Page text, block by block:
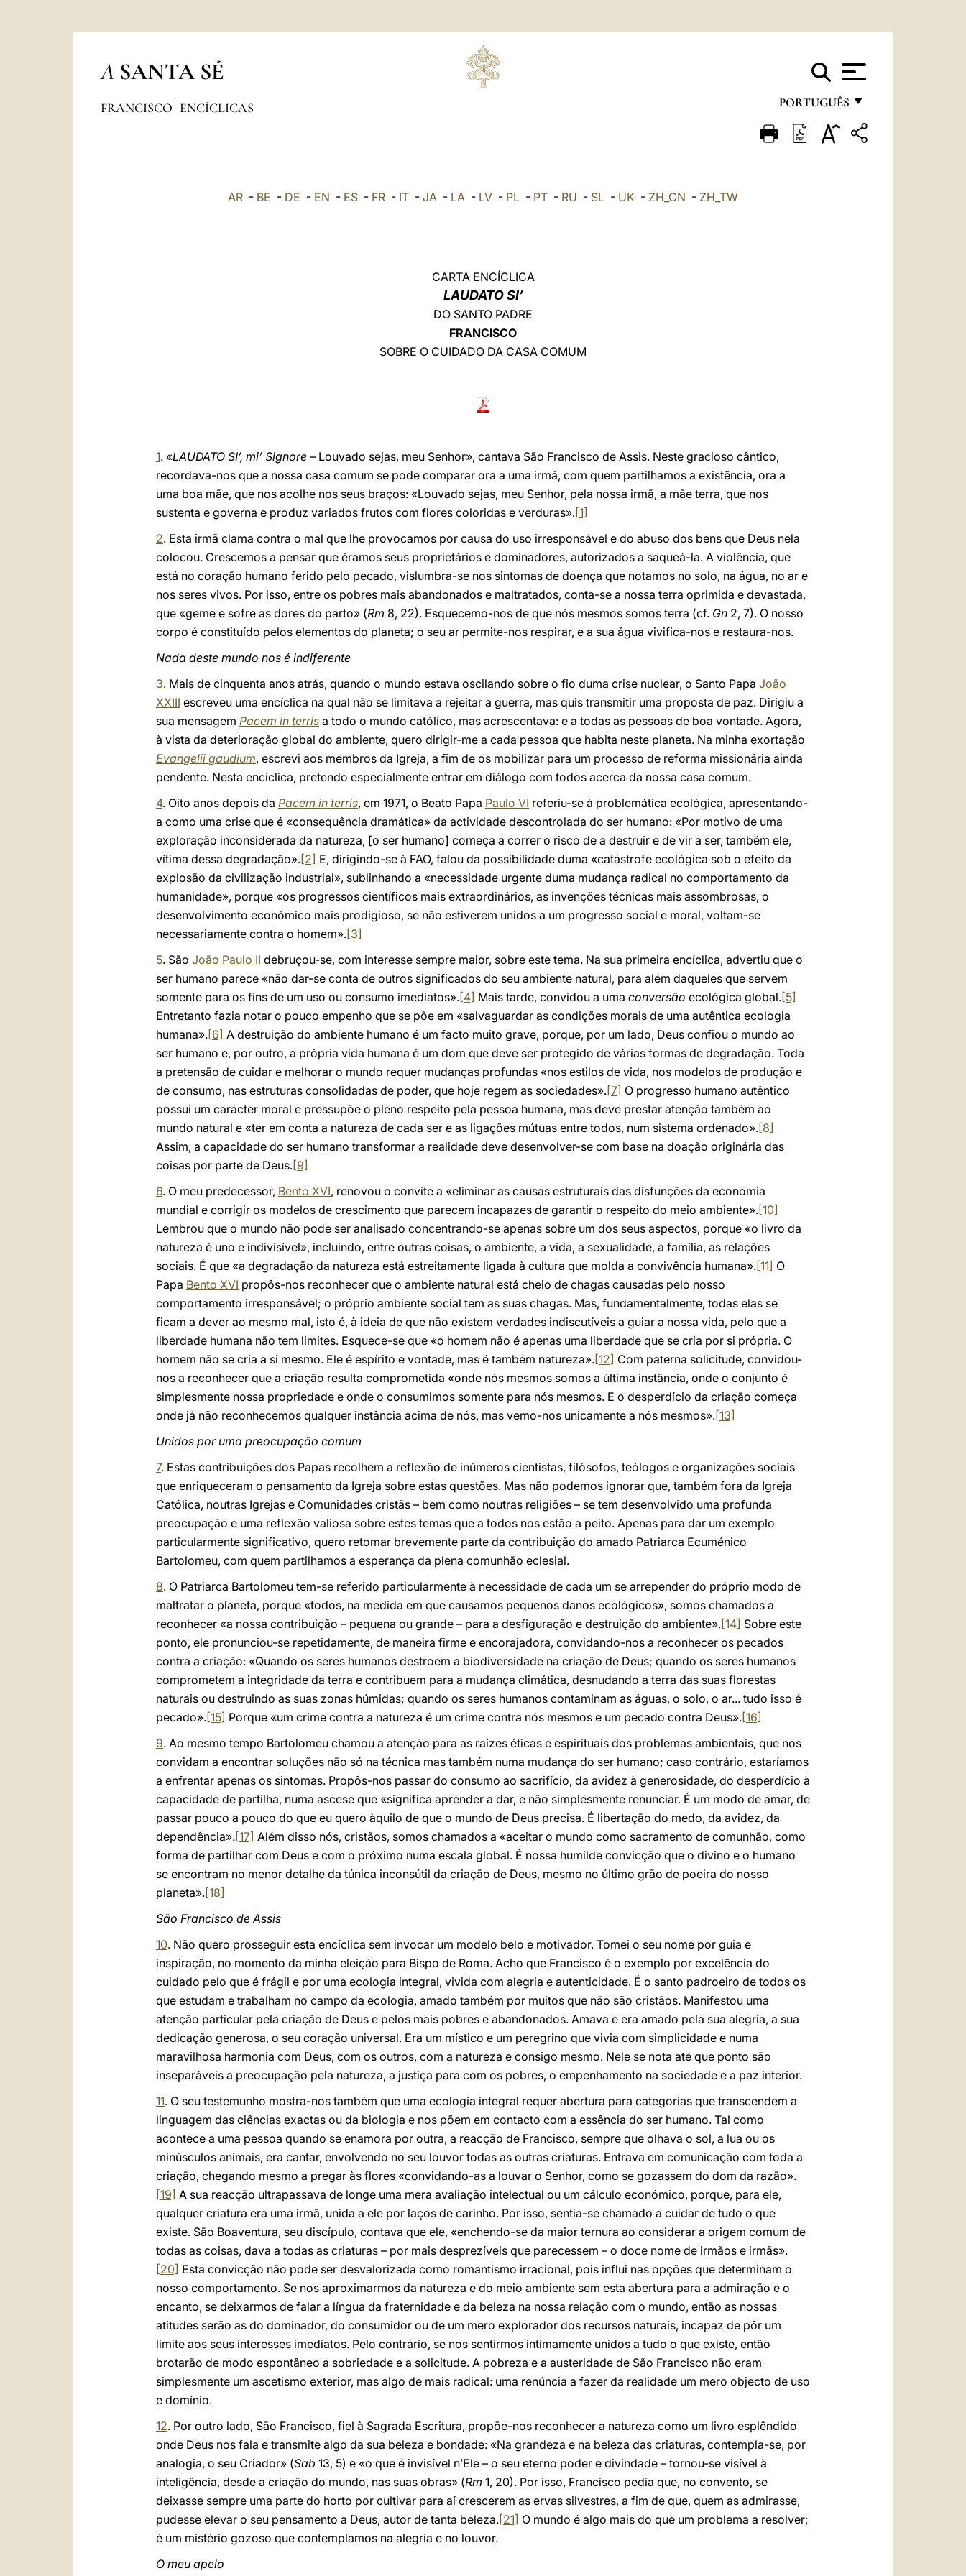
A SANTA SÉ
PORTUGUÊS
FRANÇAIS
FRANCISCO ENCÍCLICAS
AR - BE - DE - EN - ES - FR - IT - JA - LA - LV - PL - PT - RU - SL - UK - ZH_CN - ZH_TW
CARTA ENCÍCLICA
LAUDATO SI’
DO SANTO PADRE
FRANCISCO
SOBRE O CUIDADO DA CASA COMUM
1. «LAUDATO SI’, mi’ Signore – Louvado sejas, meu Senhor», cantava São Francisco de Assis. Neste gracioso cântico,
recordava-nos que a nossa casa comum se pode comparar ora a uma irmã, com quem partilhamos a existência, ora a
uma boa mãe, que nos acolhe nos seus braços: «Louvado sejas, meu Senhor, pela nossa irmã, a mãe terra, que nos
sustenta e governa e produz variados frutos com flores coloridas e verduras».[1]
2. Esta irmã clama contra o mal que lhe provocamos por causa do uso irresponsável e do abuso dos bens que Deus nela
colocou. Crescemos a pensar que éramos seus proprietários e dominadores, autorizados a saqueá-la. A violência, que
está no coração humano ferido pelo pecado, vislumbra-se nos sintomas de doença que notamos no solo, na água, no ar e
nos seres vivos. Por isso, entre os pobres mais abandonados e maltratados, conta-se a nossa terra oprimida e devastada,
que «geme e sofre as dores do parto» (Rm 8, 22). Esquecemo-nos de que nós mesmos somos terra (cf. Gn 2, 7). O nosso
corpo é constituído pelos elementos do planeta; o seu ar permite-nos respirar, e a sua água vivifica-nos e restaura-nos.
Nada deste mundo nos é indiferente
3. Mais de cinquenta anos atrás, quando o mundo estava oscilando sobre o fio duma crise nuclear, o Santo Papa João
XXIII escreveu uma encíclica na qual não se limitava a rejeitar a guerra, mas quis transmitir uma proposta de paz. Dirigiu a
sua mensagem Pacem in terris a todo o mundo católico, mas acrescentava: e a todas as pessoas de boa vontade. Agora,
à vista da deterioração global do ambiente, quero dirigir-me a cada pessoa que habita neste planeta. Na minha exortação
Evangelii gaudium, escrevi aos membros da Igreja, a fim de os mobilizar para um processo de reforma missionária ainda
pendente. Nesta encíclica, pretendo especialmente entrar em diálogo com todos acerca da nossa casa comum.
4. Oito anos depois da Pacem in terris, em 1971, o Beato Papa Paulo VI referiu-se à problemática ecológica, apresentando-
a como uma crise que é «consequência dramática» da actividade descontrolada do ser humano: «Por motivo de uma
exploração inconsiderada da natureza, [o ser humano] começa a correr o risco de a destruir e de vir a ser, também ele,
vítima dessa degradação».[2] E, dirigindo-se à FAO, falou da possibilidade duma «catástrofe ecológica sob o efeito da
explosão da civilização industrial», sublinhando a «necessidade urgente duma mudança radical no comportamento da
humanidade», porque «os progressos científicos mais extraordinários, as invenções técnicas mais assombrosas, o
desenvolvimento económico mais prodigioso, se não estiverem unidos a um progresso social e moral, voltam-se
necessariamente contra o homem».[3]
5. São João Paulo II debruçou-se, com interesse sempre maior, sobre este tema. Na sua primeira encíclica, advertiu que o
ser humano parece «não dar-se conta de outros significados do seu ambiente natural, para além daqueles que servem
somente para os fins de um uso ou consumo imediatos».[4] Mais tarde, convidou a uma conversão ecológica global.[5]
Entretanto fazia notar o pouco empenho que se põe em «salvaguardar as condições morais de uma autêntica ecologia
humana».[6] A destruição do ambiente humano é um facto muito grave, porque, por um lado, Deus confiou o mundo ao
ser humano e, por outro, a própria vida humana é um dom que deve ser protegido de várias formas de degradação. Toda
a pretensão de cuidar e melhorar o mundo requer mudanças profundas «nos estilos de vida, nos modelos de produção e
de consumo, nas estruturas consolidadas de poder, que hoje regem as sociedades».[7] O progresso humano autêntico
possui um carácter moral e pressupõe o pleno respeito pela pessoa humana, mas deve prestar atenção também ao
mundo natural e «ter em conta a natureza de cada ser e as ligações mútuas entre todos, num sistema ordenado».[8]
Assim, a capacidade do ser humano transformar a realidade deve desenvolver-se com base na doação originária das
coisas por parte de Deus.[9]
6. O meu predecessor, Bento XVI, renovou o convite a «eliminar as causas estruturais das disfunções da economia
mundial e corrigir os modelos de crescimento que parecem incapazes de garantir o respeito do meio ambiente».[10]
Lembrou que o mundo não pode ser analisado concentrando-se apenas sobre um dos seus aspectos, porque «o livro da
natureza é uno e indivisível», incluindo, entre outras coisas, o ambiente, a vida, a sexualidade, a família, as relações
sociais. É que «a degradação da natureza está estreitamente ligada à cultura que molda a convivência humana».[11] O
Papa Bento XVI propôs-nos reconhecer que o ambiente natural está cheio de chagas causadas pelo nosso
comportamento irresponsável; o próprio ambiente social tem as suas chagas. Mas, fundamentalmente, todas elas se
ficam a dever ao mesmo mal, isto é, à ideia de que não existem verdades indiscutíveis a guiar a nossa vida, pelo que a
liberdade humana não tem limites. Esquece-se que «o homem não é apenas uma liberdade que se cria por si própria. O
homem não se cria a si mesmo. Ele é espírito e vontade, mas é também natureza».[12] Com paterna solicitude, convidou-
nos a reconhecer que a criação resulta comprometida «onde nós mesmos somos a última instância, onde o conjunto é
simplesmente nossa propriedade e onde o consumimos somente para nós mesmos. E o desperdício da criação começa
onde já não reconhecemos qualquer instância acima de nós, mas vemo-nos unicamente a nós mesmos».[13]
Unidos por uma preocupação comum
7. Estas contribuições dos Papas recolhem a reflexão de inúmeros cientistas, filósofos, teólogos e organizações sociais
que enriqueceram o pensamento da Igreja sobre estas questões. Mas não podemos ignorar que, também fora da Igreja
Católica, noutras Igrejas e Comunidades cristãs – bem como noutras religiões – se tem desenvolvido uma profunda
preocupação e uma reflexão valiosa sobre estes temas que a todos nos estão a peito. Apenas para dar um exemplo
particularmente significativo, quero retomar brevemente parte da contribuição do amado Patriarca Ecuménico
Bartolomeu, com quem partilhamos a esperança da plena comunhão eclesial.
8. O Patriarca Bartolomeu tem-se referido particularmente à necessidade de cada um se arrepender do próprio modo de
maltratar o planeta, porque «todos, na medida em que causamos pequenos danos ecológicos», somos chamados a
reconhecer «a nossa contribuição – pequena ou grande – para a desfiguração e destruição do ambiente».[14] Sobre este
ponto, ele pronunciou-se repetidamente, de maneira firme e encorajadora, convidando-nos a reconhecer os pecados
contra a criação: «Quando os seres humanos destroem a biodiversidade na criação de Deus; quando os seres humanos
comprometem a integridade da terra e contribuem para a mudança climática, desnudando a terra das suas florestas
naturais ou destruindo as suas zonas húmidas; quando os seres humanos contaminam as águas, o solo, o ar... tudo isso é
pecado».[15] Porque «um crime contra a natureza é um crime contra nós mesmos e um pecado contra Deus».[16]
9. Ao mesmo tempo Bartolomeu chamou a atenção para as raízes éticas e espirituais dos problemas ambientais, que nos
convidam a encontrar soluções não só na técnica mas também numa mudança do ser humano; caso contrário, estaríamos
a enfrentar apenas os sintomas. Propôs-nos passar do consumo ao sacrifício, da avidez à generosidade, do desperdício à
capacidade de partilha, numa ascese que «significa aprender a dar, e não simplesmente renunciar. É um modo de amar, de
passar pouco a pouco do que eu quero àquilo de que o mundo de Deus precisa. É libertação do medo, da avidez, da
dependência».[17] Além disso nós, cristãos, somos chamados a «aceitar o mundo como sacramento de comunhão, como
forma de partilhar com Deus e com o próximo numa escala global. É nossa humilde convicção que o divino e o humano
se encontram no menor detalhe da túnica inconsútil da criação de Deus, mesmo no último grão de poeira do nosso
planeta».[18]
São Francisco de Assis
10. Não quero prosseguir esta encíclica sem invocar um modelo belo e motivador. Tomei o seu nome por guia e
inspiração, no momento da minha eleição para Bispo de Roma. Acho que Francisco é o exemplo por excelência do
cuidado pelo que é frágil e por uma ecologia integral, vivida com alegria e autenticidade. É o santo padroeiro de todos os
que estudam e trabalham no campo da ecologia, amado também por muitos que não são cristãos. Manifestou uma
atenção particular pela criação de Deus e pelos mais pobres e abandonados. Amava e era amado pela sua alegria, a sua
dedicação generosa, o seu coração universal. Era um místico e um peregrino que vivia com simplicidade e numa
maravilhosa harmonia com Deus, com os outros, com a natureza e consigo mesmo. Nele se nota até que ponto são
inseparáveis a preocupação pela natureza, a justiça para com os pobres, o empenhamento na sociedade e a paz interior.
11. O seu testemunho mostra-nos também que uma ecologia integral requer abertura para categorias que transcendem a
linguagem das ciências exactas ou da biologia e nos põem em contacto com a essência do ser humano. Tal como
acontece a uma pessoa quando se enamora por outra, a reacção de Francisco, sempre que olhava o sol, a lua ou os
minúsculos animais, era cantar, envolvendo no seu louvor todas as outras criaturas. Entrava em comunicação com toda a
criação, chegando mesmo a pregar às flores «convidando-as a louvar o Senhor, como se gozassem do dom da razão».
[19] A sua reacção ultrapassava de longe uma mera avaliação intelectual ou um cálculo económico, porque, para ele,
qualquer criatura era uma irmã, unida a ele por laços de carinho. Por isso, sentia-se chamado a cuidar de tudo o que
existe. São Boaventura, seu discípulo, contava que ele, «enchendo-se da maior ternura ao considerar a origem comum de
todas as coisas, dava a todas as criaturas – por mais desprezíveis que parecessem – o doce nome de irmãos e irmãs».
[20] Esta convicção não pode ser desvalorizada como romantismo irracional, pois influi nas opções que determinam o
nosso comportamento. Se nos aproximarmos da natureza e do meio ambiente sem esta abertura para a admiração e o
encanto, se deixarmos de falar a língua da fraternidade e da beleza na nossa relação com o mundo, então as nossas
atitudes serão as do dominador, do consumidor ou de um mero explorador dos recursos naturais, incapaz de pôr um
limite aos seus interesses imediatos. Pelo contrário, se nos sentirmos intimamente unidos a tudo o que existe, então
brotarão de modo espontâneo a sobriedade e a solicitude. A pobreza e a austeridade de São Francisco não eram
simplesmente um ascetismo exterior, mas algo de mais radical: uma renúncia a fazer da realidade um mero objecto de uso
e domínio.
12. Por outro lado, São Francisco, fiel à Sagrada Escritura, propõe-nos reconhecer a natureza como um livro esplêndido
onde Deus nos fala e transmite algo da sua beleza e bondade: «Na grandeza e na beleza das criaturas, contempla-se, por
analogia, o seu Criador» (Sab 13, 5) e «o que é invisível n’Ele – o seu eterno poder e divindade – tornou-se visível à
inteligência, desde a criação do mundo, nas suas obras» (Rm 1, 20). Por isso, Francisco pedia que, no convento, se
deixasse sempre uma parte do horto por cultivar para aí crescerem as ervas silvestres, a fim de que, quem as admirasse,
pudesse elevar o seu pensamento a Deus, autor de tanta beleza.[21] O mundo é algo mais do que um problema a resolver;
é um mistério gozoso que contemplamos na alegria e no louvor.
O meu apelo